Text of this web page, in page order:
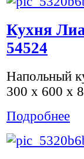
Кухня
54524
Напольный
300 x 600 x
Подробнее